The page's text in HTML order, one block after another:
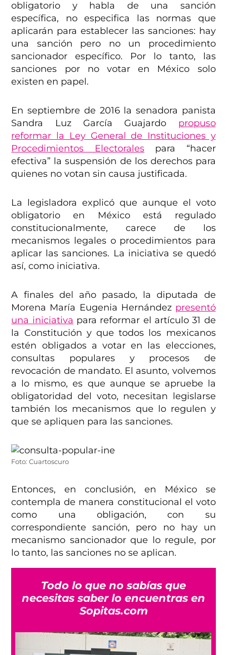
obligatorio y habla de una sanción
específica, no especifica las normas que
aplicarán para establecer las sanciones: hay
una sanción pero no un procedimiento
sancionador específico. Por lo tanto, las
sanciones por no votar en México solo
existen en papel.
En septiembre de 2016 la senadora panista
Sandra Luz García Guajardo propuso
reformar la Ley General de Instituciones y
Procedimientos Electoralespara “hacer
efectiva” la suspensión de los derechos para
quienes no votan sin causa justificada.
La legisladora explicó que aunque el voto
obligatorio en México está regulado
constitucionalmente, carece de los
mecanismos legales o procedimientos para
aplicar las sanciones. La iniciativa se quedó
así, como iniciativa.
A finales del año pasado, la diputada de
Morena María Eugenia Hernández presentó
una iniciativa para reformar el artículo 31 de
la Constitución y que todos los mexicanos
estén obligados a votar en las elecciones,
consultas populares y procesos de
revocación de mandato. El asunto, volvemos
a lo mismo, es que aunque se apruebe la
obligatoridad del voto, necesitan legislarse
también los mecanismos que lo regulen y
que se apliquen para las sanciones.
Foto: Cuartoscuro
Entonces, en conclusión, en México se
contempla de manera constitucional el voto
como una obligación, con su
correspondiente sanción, pero no hay un
mecanismo sancionador que lo regule, por
lo tanto, las sanciones no se aplican.
Todo lo que no sabías que
necesitas saber lo encuentras en
Sopitas.com